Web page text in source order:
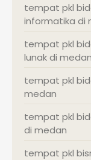
tempat pkl
informatika di
tempat pkl
lunak di medan
tempat pkl
medan
tempat pkl
di medan
tempat pkl